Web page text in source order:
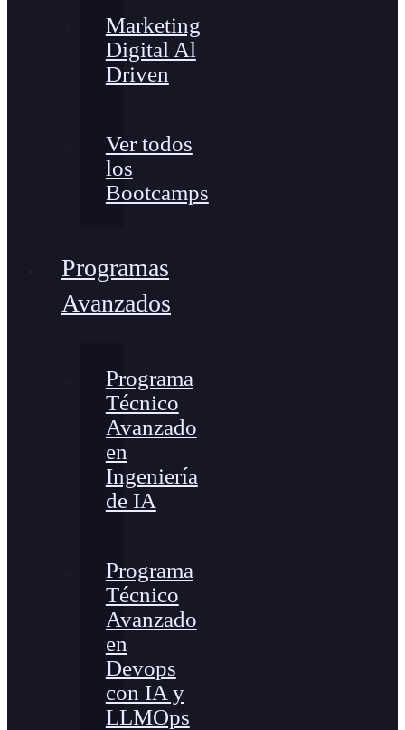
Marketing
Digital Al
Driven
Ver todos
los
Bootcamps
Programas
Avanzados
Programa
Técnico
Avanzado
en
Ingeniería
de IA
Programa
Técnico
Avanzado
en
Devops
con IA y
LLMOps